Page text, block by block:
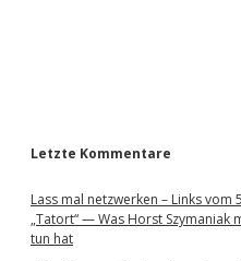
Letzte Kommentare
Lass mal netzwerken – Links
„Tatort“ — Was Horst Szymaniak
tun hat